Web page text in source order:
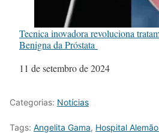
Tecnica inovadora revoluciona
Benigna da Próstata
Data
11 de setembro de 2024
Categorias: Notícias
Tags: Angelita Gama, Hospital